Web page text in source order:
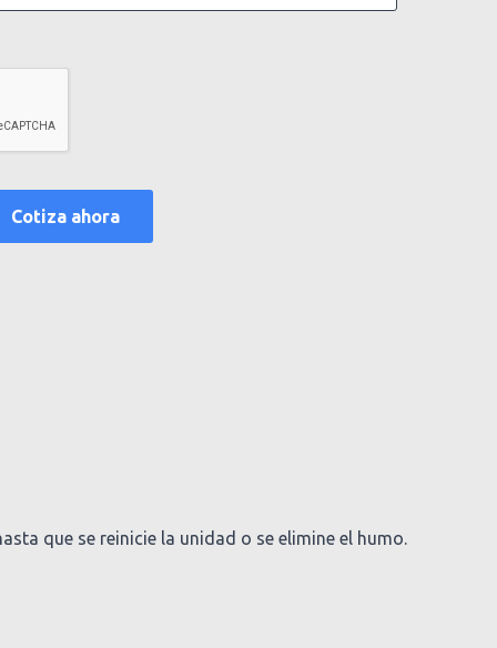
que se reinicie la unidad o se elimine el humo.